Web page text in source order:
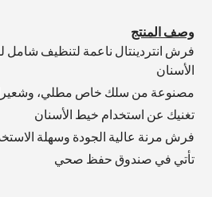
وصف المنتج
فرش انتردينتال ناعمة لتنظيف شامل
الأسنان
مصنوعة من سلك خاص مطلي،
تغنيك عن استخدام خيط الأسنان
فرش مرنة عالية الجودة وسهلة
تأتي في صندوق حفظ صحي